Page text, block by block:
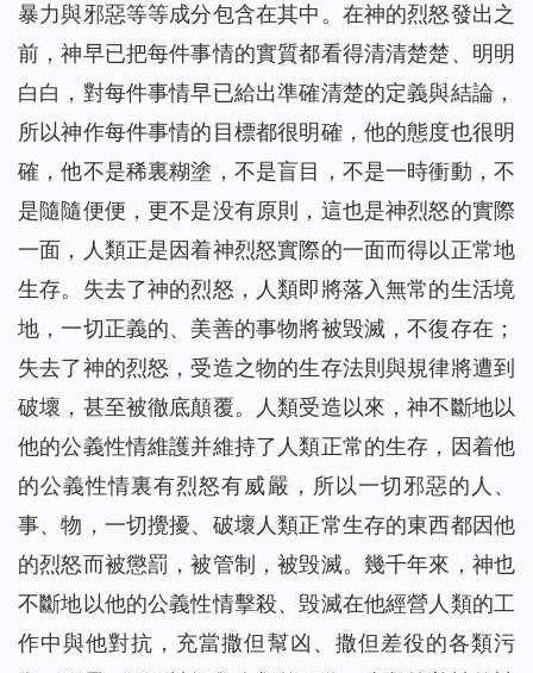
暴力與邪惡等等成分包含在其中。在神的烈怒發出之
前，神早已把每件事情的實質都看得清清楚楚、明明
白白，對每件事情早已給出準確清楚的定義與結論，
所以神作每件事情的目標都很明確，他的態度也很明
確，他不是稀裏糊塗，不是盲目，不是一時衝動，不
是隨隨便便，更不是没有原則，這也是神烈怒的實際
一面，人類正是因着神烈怒實際的一面而得以正常地
生存。失去了神的烈怒，人類即將落入無常的生活境
地，一切正義的、美善的事物將被毁滅，不復存在；
失去了神的烈怒，受造之物的生存法則與規律將遭到
破壞，甚至被徹底顛覆。人類受造以來，神不斷地以
他的公義性情維護并維持了人類正常的生存，因着他
的公義性情裏有烈怒有威嚴，所以一切邪惡的人、
事、物，一切攪擾、破壞人類正常生存的東西都因他
的烈怒而被懲罰，被管制，被毁滅。幾千年來，神也
不斷地以他的公義性情擊殺、毁滅在他經營人類的工
作中與他對抗，充當撒但幫凶、撒但差役的各類污